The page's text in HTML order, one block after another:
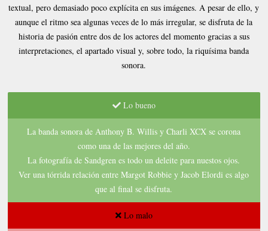
textual, pero demasiado poco explícita en sus imágenes. A pesar de ello, y
aunque el ritmo sea algunas veces de lo más irregular, se disfruta de la
historia de pasión entre dos de los actores del momento gracias a sus
interpretaciones, el apartado visual y, sobre todo, la riquísima banda
sonora.
Lo bueno
La banda sonora de Anthony B. Willis y Charli XCX se corona
como una de las mejores del año.
La fotografía de Sandgren es todo un deleite para nuestos ojos.
Ver una tórrida relación entre Margot Robbie y Jacob Elordi es algo
que al final se disfruta.
Lo malo